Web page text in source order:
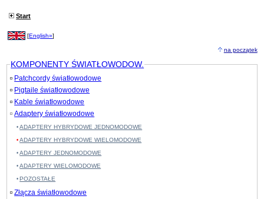
Start
[English»]
na początek
KOMPONENTY ŚWIATŁOWODOW.
Patchcordy światłowodowe
Pigtaile światłowodowe
Kable światłowodowe
Adaptery światłowodowe
ADAPTERY HYBRYDOWE JEDNOMODOWE
ADAPTERY HYBRYDOWE WIELOMODOWE
ADAPTERY JEDNOMODOWE
ADAPTERY WIELOMODOWE
POZOSTAŁE
Złącza światłowodowe